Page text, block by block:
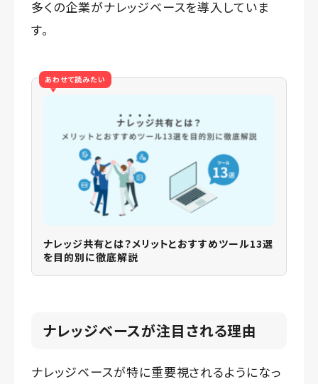
多くの企業がナレッジベースを導入していま
す。
あわせて読みたい
ナレッジ共有とは？メリットとおすすめツール13選
を目的別に徹底解説
ナレッジベースが注目される理由
ナレッジベースが特に重要視されるようになっ